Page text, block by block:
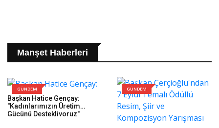
Manşet Haberleri
GÜNDEM
Başkan Hatice Gençay:
"Kadınlarımızın Üretim
Gücünü Destekliyoruz"
GÜNDEM